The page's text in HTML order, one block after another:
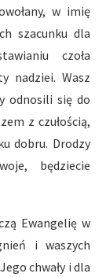
w imię
szacunku dla
czoła
nadziei. Wasz
odnosili się do
z czułością,
dobru. Drodzy
będziecie
Ewangelię w
i waszych
chwały i dla